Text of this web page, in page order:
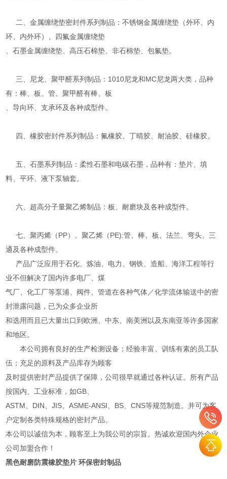
二、金属缠绕垫密封件系列制品：不锈钢金属缠绕垫（外环、内
环、内外环）、四氟金属缠绕垫
、石墨金属缠绕垫、高压石棉垫、非石棉垫、包氟垫。
三、尼龙、聚甲醛系列制品：1010尼龙和MC尼龙两大类，品种
有：棒、板、管。聚甲醛有棒、板
、导向环、支承环及各种成型件。
四、橡胶密封件系列制品：氟橡胶、丁晴胶、耐油胶、硅橡胶。
五、石墨系列制品：柔性石墨和电碳石墨，品种有：垫片、填
料、平环、液下泵轴套。
六、超高分子量聚乙烯制品：板、耐磨块及各种成型件。
七、聚丙烯（PP）、聚乙烯（PE):管、棒、板、法兰、弯头、三
通及各种成型件。
产品广泛应用于石化、炼油、电力、钢铁、造船、海洋工程等行
业不但解决了国内许多电厂、煤
气厂、化工厂等泵浦、阀件、管道在各种气体／化学流体输送中的密
封泄露问题，已为众多企业所
和选用而且已大量出口到欧洲、中东、南美洲以及东南亚等许多国家
和地区。
本公司拥有良好的生产检测设备；经验丰富、训练有素的员工队
伍；充足的原料及产品库存为顾客
及时提供密封产品提供了保障，公司很早就通过各种认证。所有产品
按国内、工业标准，如GB、
ASTM、DIN、JIS、ASME-ANSI、BS、CNS等规范制造。并可为客
户定制各类特殊规格的密封产品。
本公司以诚信为本，顾客至上为我公司的宗旨。热诚欢迎国内外企业
公司加盟合作！
黑色耐磨防震橡胶垫片 环保密封制品